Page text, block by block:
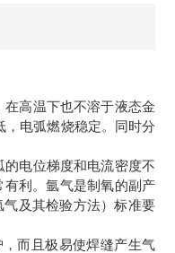
高温下也不溶于液态金
，电弧燃烧稳定。同时分
电位梯度和电流密度不
利。氩气是制氧的副产
及其检验方法）标准要
而且极易使焊缝产生气